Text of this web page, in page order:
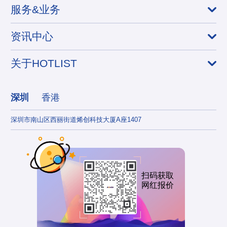
服务&业务
资讯中心
关于HOTLIST
深圳 香港
深圳市南山区西丽街道烯创科技大厦A座1407
扫码获取
网红报价